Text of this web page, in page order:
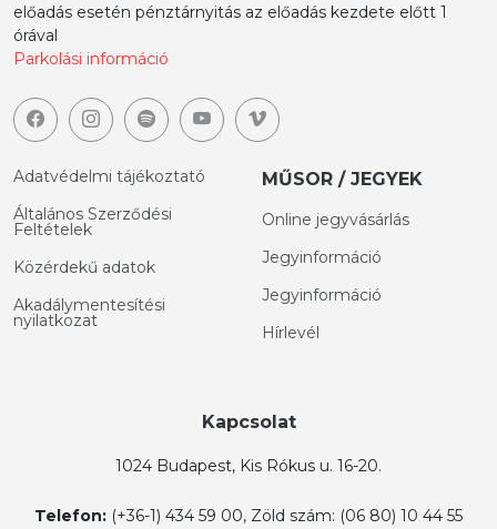
előadás esetén pénztárnyitás az előadás kezdete előtt 1
órával
Parkolási információ
Adatvédelmi tájékoztató
Általános Szerződési
Feltételek
Közérdekű adatok
Akadálymentesítési
nyilatkozat
MŰSOR / JEGYEK
Online jegyvásárlás
Jegyinformáció
Jegyinformáció
Hírlevél
Kapcsolat
1024 Budapest, Kis Rókus u. 16-20.
Telefon: (+36-1) 434 59 00, Zöld szám: (06 80) 10 44 55